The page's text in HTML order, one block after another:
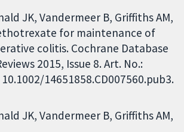
JK, Vandermeer B, Griffiths AM,
for maintenance of
colitis. Cochrane Database
2015, Issue 8. Art. No.:
10.1002/14651858.CD007560.pub3.
JK Vandermeer B Griffiths AM